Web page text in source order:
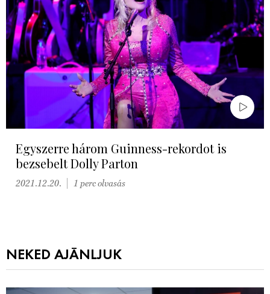
Egyszerre három Guinness-rekordot is
bezsebelt Dolly Parton
2021.12.20. 1 perc olvasás
NEKED AJÁNLJUK